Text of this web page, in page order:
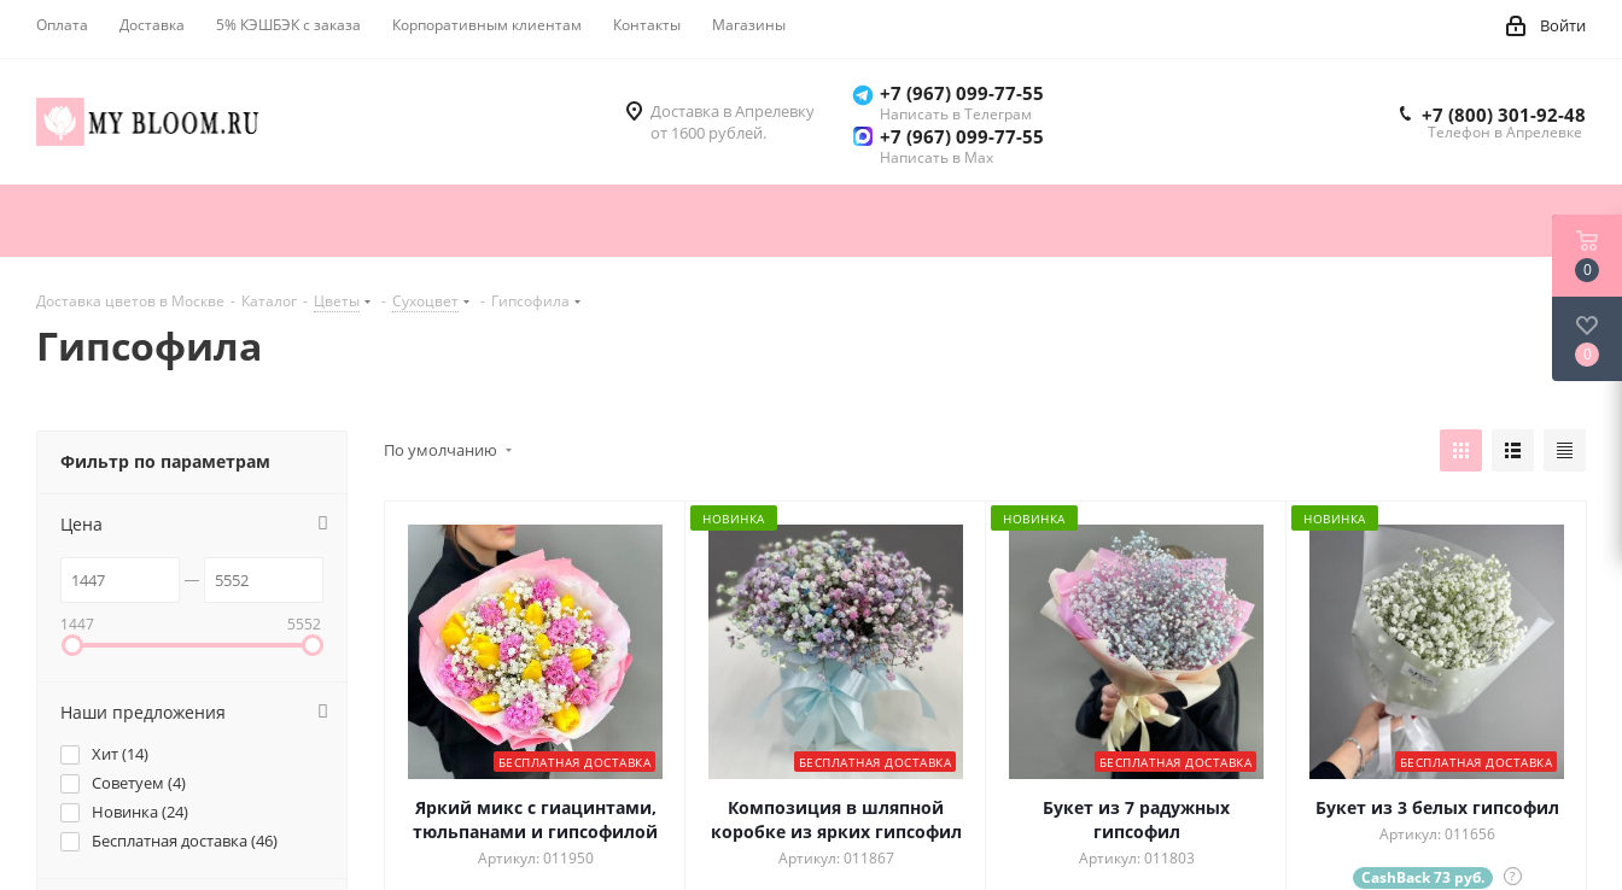
Оплата Доставка 5% КЭШБЭК с заказа Корпоративным клиентам Контакты Магазины Войти
Доставка в Апрелевку
от 1600 рублей.
+7 (967) 099-77-55
Написать в Телеграм
+7 (967) 099-77-55
Написать в Мах
+7 (800) 301-92-48
Телефон в Апрелевке
Доставка цветов в Москве - Каталог - Цветы - Сухоцвет - Гипсофила
Гипсофила
По умолчанию
БЕСПЛАТНАЯ ДОСТАВКА
Яркий микс с гиацинтами,
тюльпанами и гипсофилой
Артикул: 011950
НОВИНКА
БЕСПЛАТНАЯ ДОСТАВКА
Композиция в шляпной
коробке из ярких гипсофил
Артикул: 011867
НОВИНКА
БЕСПЛАТНАЯ ДОСТАВКА
Букет из 7 радужных
гипсофил
Артикул: 011803
НОВИНКА
БЕСПЛАТНАЯ ДОСТАВКА
Букет из 3 белых гипсофил
Артикул: 011656
CashBack 73 руб. ?
Фильтр по параметрам
Цена
1447 5552
Наши предложения
Хит (14)
Советуем (4)
Новинка (24)
Бесплатная доставка (46)
0
0